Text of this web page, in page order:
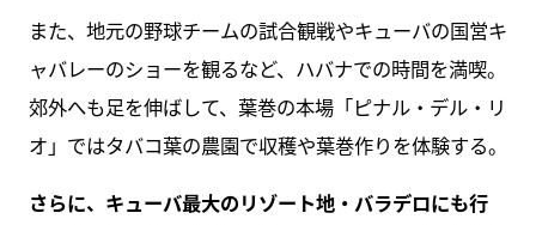
また、地元の野球チームの試合観戦やキューバの国営キ
ャバレーのショーを観るなど、ハバナでの時間を満喫。
郊外へも足を伸ばして、葉巻の本場「ピナル・デル・リ
オ」ではタバコ葉の農園で収穫や葉巻作りを体験する。
さらに、キューバ最大のリゾート地・バラデロにも行